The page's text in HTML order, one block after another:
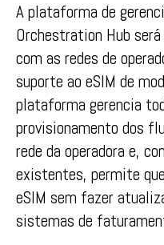
A plataforma de
Orchestration Hub
com as redes de
suporte ao eSIM de
plataforma gerencia
provisionamento dos
rede da operadora e,
existentes, permite
eSIM sem fazer
sistemas de